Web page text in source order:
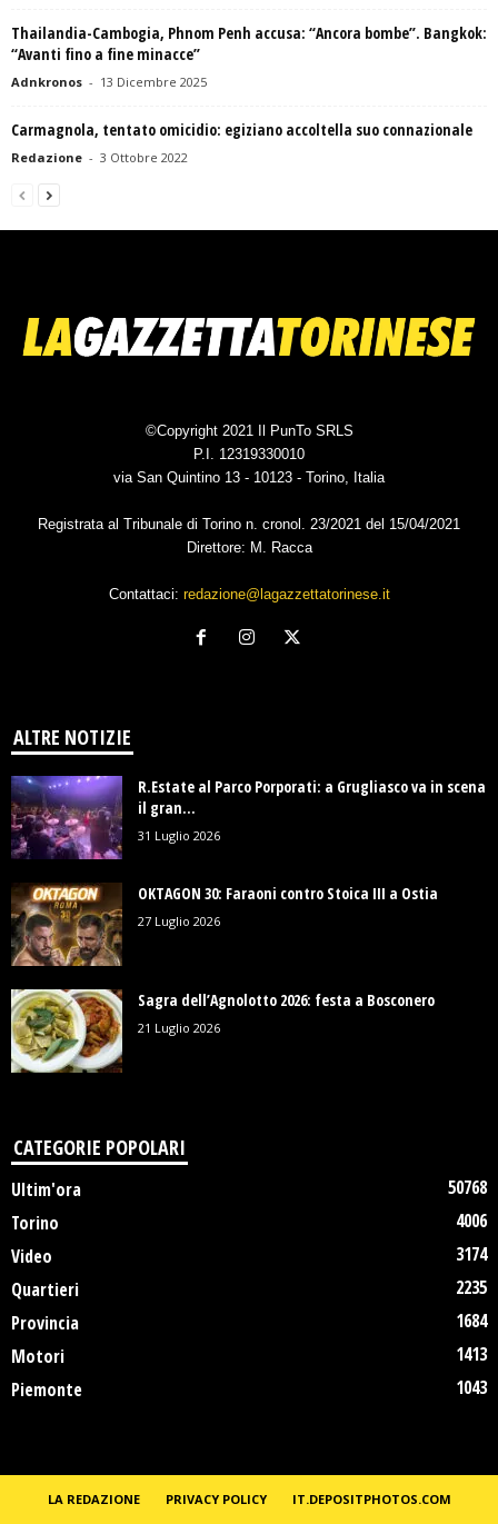
Thailandia-Cambogia, Phnom Penh accusa: “Ancora bombe”. Bangkok:
“Avanti fino a fine minacce”
Adnkronos - 13 Dicembre 2025
Carmagnola, tentato omicidio: egiziano accoltella suo connazionale
Redazione - 3 Ottobre 2022
©Copyright 2021 Il PunTo SRLS
P.I. 12319330010
via San Quintino 13 - 10123 - Torino, Italia
Registrata al Tribunale di Torino n. cronol. 23/2021 del 15/04/2021
Direttore: M. Racca
Contattaci: redazione@lagazzettatorinese.it
ALTRE NOTIZIE
R.Estate al Parco Porporati: a Grugliasco va in scena
il gran...
31 Luglio 2026
OKTAGON 30: Faraoni contro Stoica III a Ostia
27 Luglio 2026
Sagra dell’Agnolotto 2026: festa a Bosconero
21 Luglio 2026
CATEGORIE POPOLARI
Ultim'ora
50768
Torino
4006
Video
3174
Quartieri
2235
Provincia
1684
Motori
1413
Piemonte
1043
LA REDAZIONE PRIVACY POLICY IT.DEPOSITPHOTOS.COM